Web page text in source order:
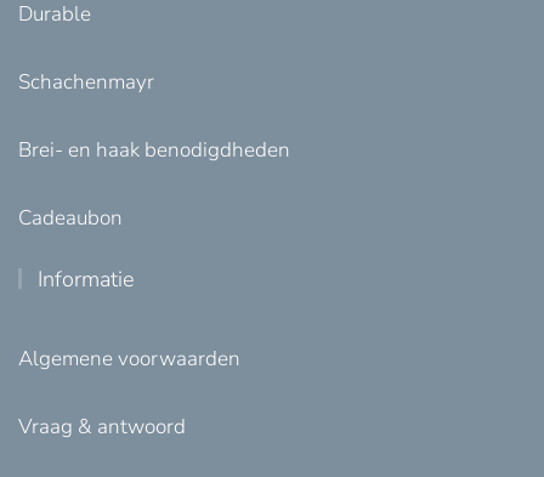
Durable
Schachenmayr
Brei- en haak benodigdheden
Cadeaubon
Informatie
Algemene voorwaarden
Vraag & antwoord